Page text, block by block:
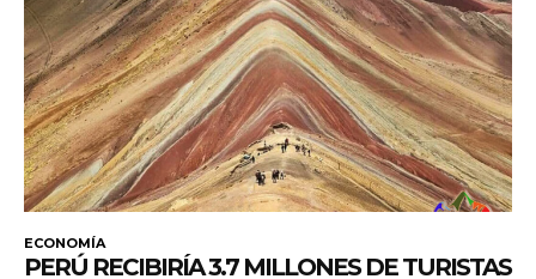
ECONOMÍA
PERÚ RECIBIRÍA 3.7 MILLONES DE TURISTAS